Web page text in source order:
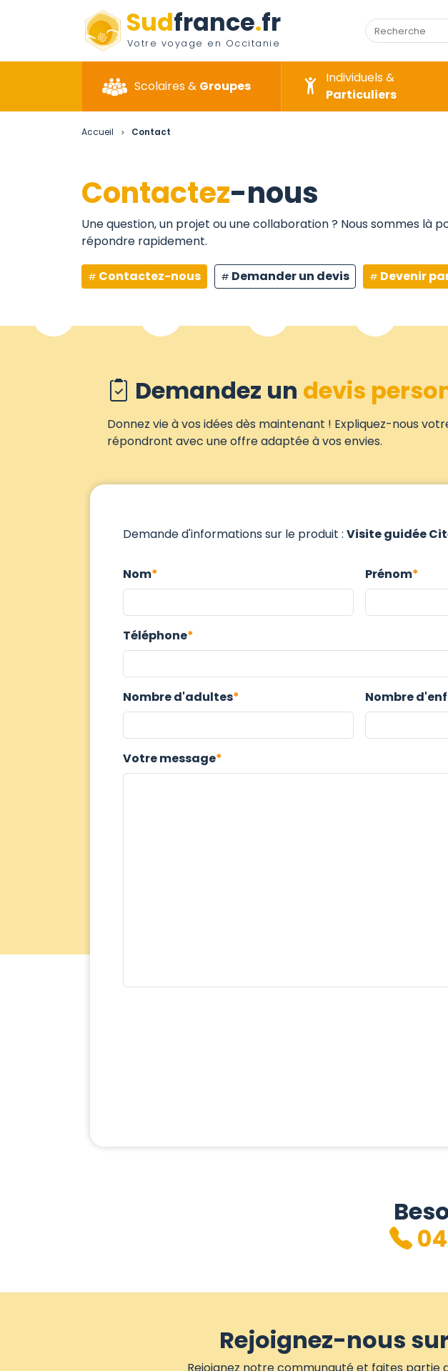
Sudfrance.fr
Votre voyage en Occitanie
Scolaires & Groupes
Individuels &
Particuliers
Accueil > Contact
Contactez-nous
Une question, un projet ou une collaboration ? Nous sommes là
répondre rapidement.
Contactez-nous Demander un devis Devenir
Demandez un devis
Donnez vie à vos idées dès maintenant ! Expliquez-nous
répondront avec une offre adaptée à vos envies.
Demande d'informations sur le produit : Visite guidée
Nom Prénom
Téléphone
Nombre d'adultes Nombre
Votre message
04
Rejoignez-nous sur